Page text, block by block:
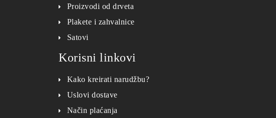
Proizvodi od drveta
Plakete i zahvalnice
Satovi
Korisni linkovi
Kako kreirati narudžbu?
Uslovi dostave
Način plaćanja